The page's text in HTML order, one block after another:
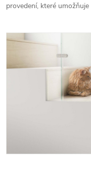
provedení, které umožňuje